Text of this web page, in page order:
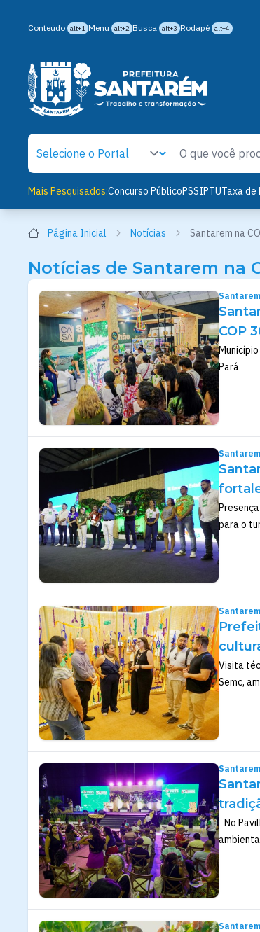
Conteúdo alt+1 Menu alt+2 Busca alt+3 Rodapé alt+4
Mais Pesquisados:Concurso PúblicoPSSIPTUTaxa de
Página Inicial Notícias Santarem na
Notícias de Santarem na
COP
Pará
para o
Visita
Semc,
No